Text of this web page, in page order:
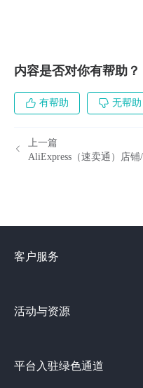
内容是否对你有帮助？
有帮助 无帮助
上一篇
AliExpress（速卖通）店
客户服务
活动与资源
平台入驻绿色通道